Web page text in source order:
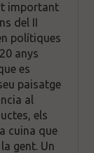
important
del II
polítiques
anys
es
paisatge
al
els
cuina que
gent. Un